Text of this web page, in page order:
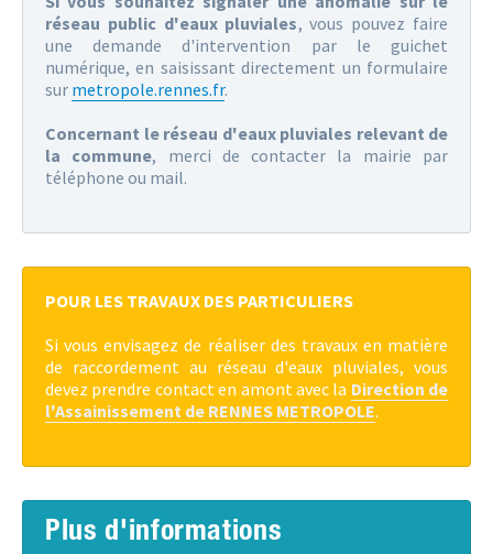
réseau public d'eaux pluviales, vous pouvez faire
une demande d'intervention par le guichet
numérique, en saisissant directement un formulaire
sur metropole.rennes.fr.
Concernant le réseau d'eaux pluviales relevant de
la commune, merci de contacter la mairie par
téléphone ou mail.
POUR LES TRAVAUX DES PARTICULIERS
Si vous envisagez de réaliser des travaux en matière
de raccordement au réseau d'eaux pluviales, vous
devez prendre contact en amont avec la Direction de
l'Assainissement de RENNES METROPOLE.
Plus d'informations